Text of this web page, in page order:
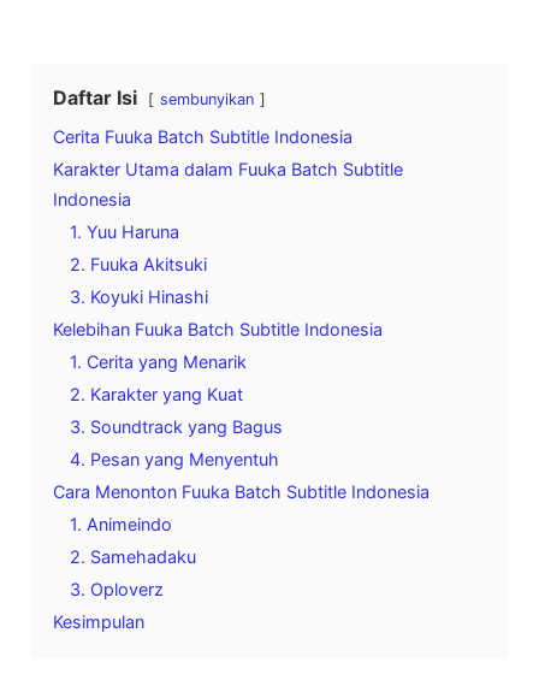
Daftar Isi sembunyikan
Cerita Fuuka Batch Subtitle Indonesia
Karakter Utama dalam Fuuka Batch Subtitle
Indonesia
1. Yuu Haruna
2. Fuuka Akitsuki
3. Koyuki Hinashi
Kelebihan Fuuka Batch Subtitle Indonesia
1. Cerita yang Menarik
2. Karakter yang Kuat
3. Soundtrack yang Bagus
4. Pesan yang Menyentuh
Cara Menonton Fuuka Batch Subtitle Indonesia
1. Animeindo
2. Samehadaku
3. Oploverz
Kesimpulan